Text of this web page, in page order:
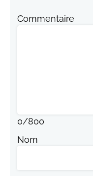
Commentaire
0/800
Nom